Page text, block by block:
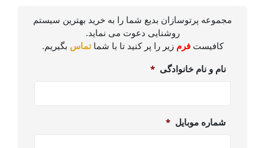
مجموعه پرتوسازان بدیع شما را به خرید بهترین سیستم
روشنایی دعوت می نماید.
کافیستفرم زیر را پر کنید تا با شماتماس بگیریم.
نام و نام خانوادگی *
شماره موبایل *